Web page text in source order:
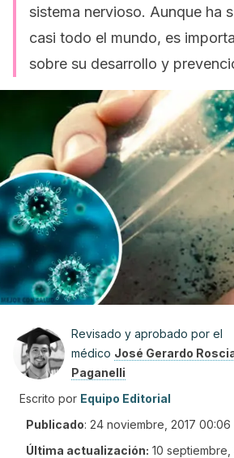
sistema nervioso. Aunque ha
casi todo el mundo, es
sobre su desarrollo y
Revisado y aprobado por el
médico José Gerardo
Paganelli
Escrito por Equipo Editorial
Publicado: 24 noviembre, 2017 00:06
Última actualización: 10